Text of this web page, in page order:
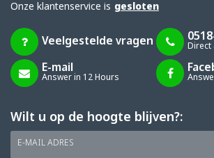
Onze klantenservice is gesloten
Veelgestelde vragen Direct
E-mail
Answer in 12 Hours
Wilt u op de hoogte blijven?:
E-MAIL ADRES